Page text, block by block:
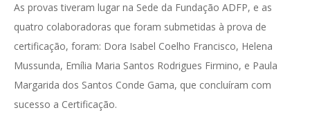
As provas tiveram lugar na Sede da Fundação ADFP, e as
quatro colaboradoras que foram submetidas à prova de
certificação, foram: Dora Isabel Coelho Francisco, Helena
Mussunda, Emília Maria Santos Rodrigues Firmino, e Paula
Margarida dos Santos Conde Gama, que concluíram com
sucesso a Certificação.